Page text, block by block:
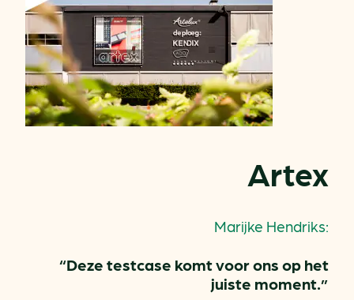
Artex
Marijke Hendriks:
“Deze testcase komt voor ons op het
juiste moment.”